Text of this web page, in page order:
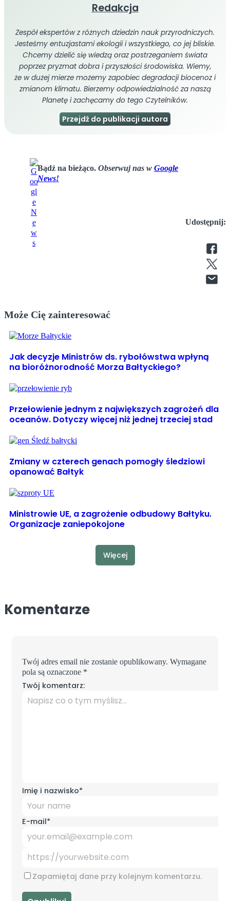
Redakcja
Zespół ekspertów z różnych dziedzin nauk przyrodniczych.
Jesteśmy entuzjastami ekologii i wszystkiego, co jej bliskie.
Chcemy dzielić się wiedzą oraz postrzeganiem świata
poprzez pryzmat dobra i przyszłości środowiska. Wiemy,
że w dużej mierze możemy zapobiec degradacji biocenoz i
zmianom klimatu. Bierzemy odpowiedzialność za naszą
Planetę i zachęcamy do tego Czytelników.
Przejdź do publikacji autora
Bądź na bieżąco. Obserwuj nas w Google
News!
Udostępnij:
Może Cię zainteresować
Jak decyzje Ministrów ds. rybołówstwa wpłyną
na bioróżnorodność Morza Bałtyckiego?
Przełowienie jednym z największych zagrożeń dla
oceanów. Dotyczy więcej niż jednej trzeciej stad
Zmiany w czterech genach pomogły śledziowi
opanować Bałtyk
Ministrowie UE, a zagrożenie odbudowy Bałtyku.
Organizacje zaniepokojone
Więcej
Komentarze
Twój adres email nie zostanie opublikowany. Wymagane
pola są oznaczone *
Twój komentarz:
Imię i nazwisko*
E-mail*
Zapamiętaj dane przy kolejnym komentarzu.